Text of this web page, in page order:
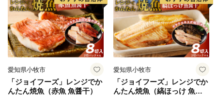
愛知県小牧市
「ジョイフーズ」レンジでか
んたん焼魚（赤魚 魚醤干）
愛知県小牧市
「ジョイフーズ」レンジでか
んたん焼魚（縞ほっけ 魚醤